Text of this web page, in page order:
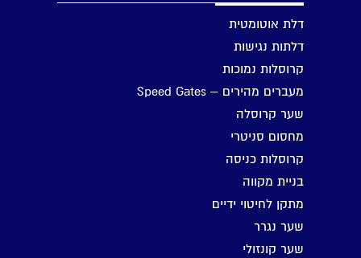
דלת אוטומטית
דלתות נגישות
קרוסלות נמוכות
מעברים מהירים – Speed Gates
שער קרוסלה
מחסום סניטרי
קרוסלות כניסה
בניית מקווה
מתקן לחיטוי ידיים
שער נגרר
שער קונזולי